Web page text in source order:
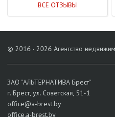
ВСЕ ОТЗЫВЫ
© 2016 - 2026 Агентство
ЗАО "АЛЬТЕРНАТИВА Брест"
г. Брест, ул. Советская, 51-1
office@a-brest.by
office.a-brest.by